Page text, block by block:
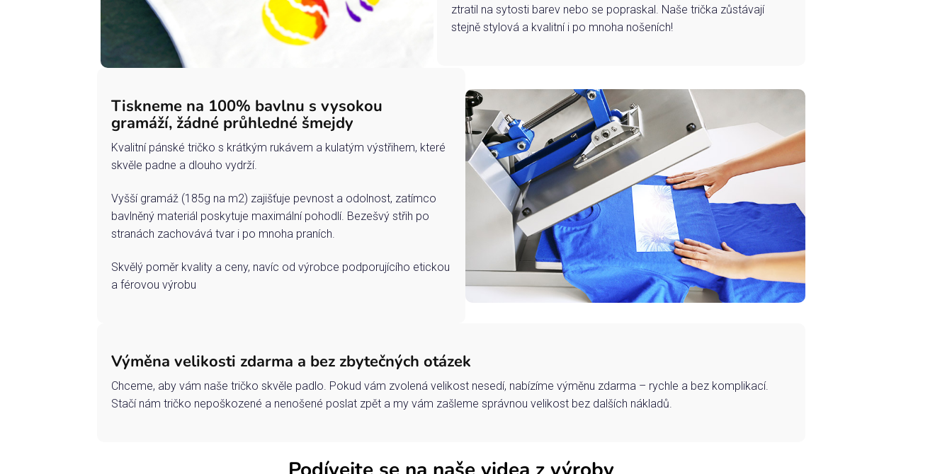
ztratil na sytosti barev nebo se popraskal. Naše trička zůstávají
stejně stylová a kvalitní i po mnoha nošeních!
Tiskneme na 100% bavlnu s vysokou
gramáží, žádné průhledné šmejdy
Kvalitní pánské tričko s krátkým rukávem a kulatým výstřihem, které
skvěle padne a dlouho vydrží.
Vyšší gramáž (185g na m2) zajišťuje pevnost a odolnost, zatímco
bavlněný materiál poskytuje maximální pohodlí. Bezešvý střih po
stranách zachovává tvar i po mnoha praních.
Skvělý poměr kvality a ceny, navíc od výrobce podporujícího etickou
a férovou výrobu
Výměna velikosti zdarma a bez zbytečných otázek
Chceme, aby vám naše tričko skvěle padlo. Pokud vám zvolená velikost nesedí, nabízíme výměnu zdarma – rychle a bez komplikací.
Stačí nám tričko nepoškozené a nenošené poslat zpět a my vám zašleme správnou velikost bez dalších nákladů.